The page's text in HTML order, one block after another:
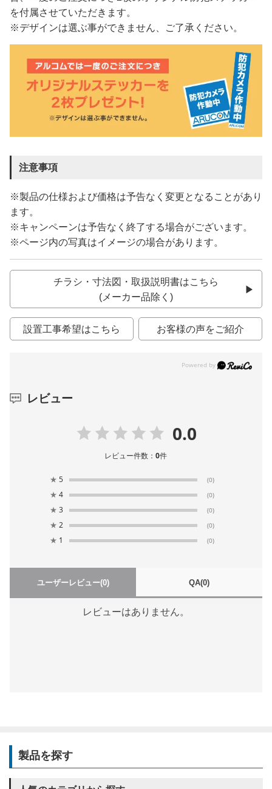
を付属させていただきます。
※デザインは選ぶ事ができません、ご了承ください。
注意事項
※製品の仕様および価格は予告なく変更となることがあり
ます。
※キャンペーンは予告なく終了する場合がございます。
※ページ内の写真はイメージの場合があります。
チラシ・寸法図・取扱説明書はこちら
(メーカー品除く)
設置工事希望はこちら お客様の声をご紹介
レビュー
0.0
レビュー件数：0件
★ 5 (0)
★ 4 (0)
★ 3 (0)
★ 2 (0)
★ 1 (0)
ユーザーレビュー(0) QA(0)
レビューはありません。
製品を探す